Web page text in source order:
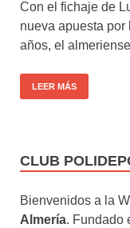
Con el fichaje de
nueva apuesta
años, el
LEER MÁS
CLUB
Bienvenidos a la
Almería. Fundado